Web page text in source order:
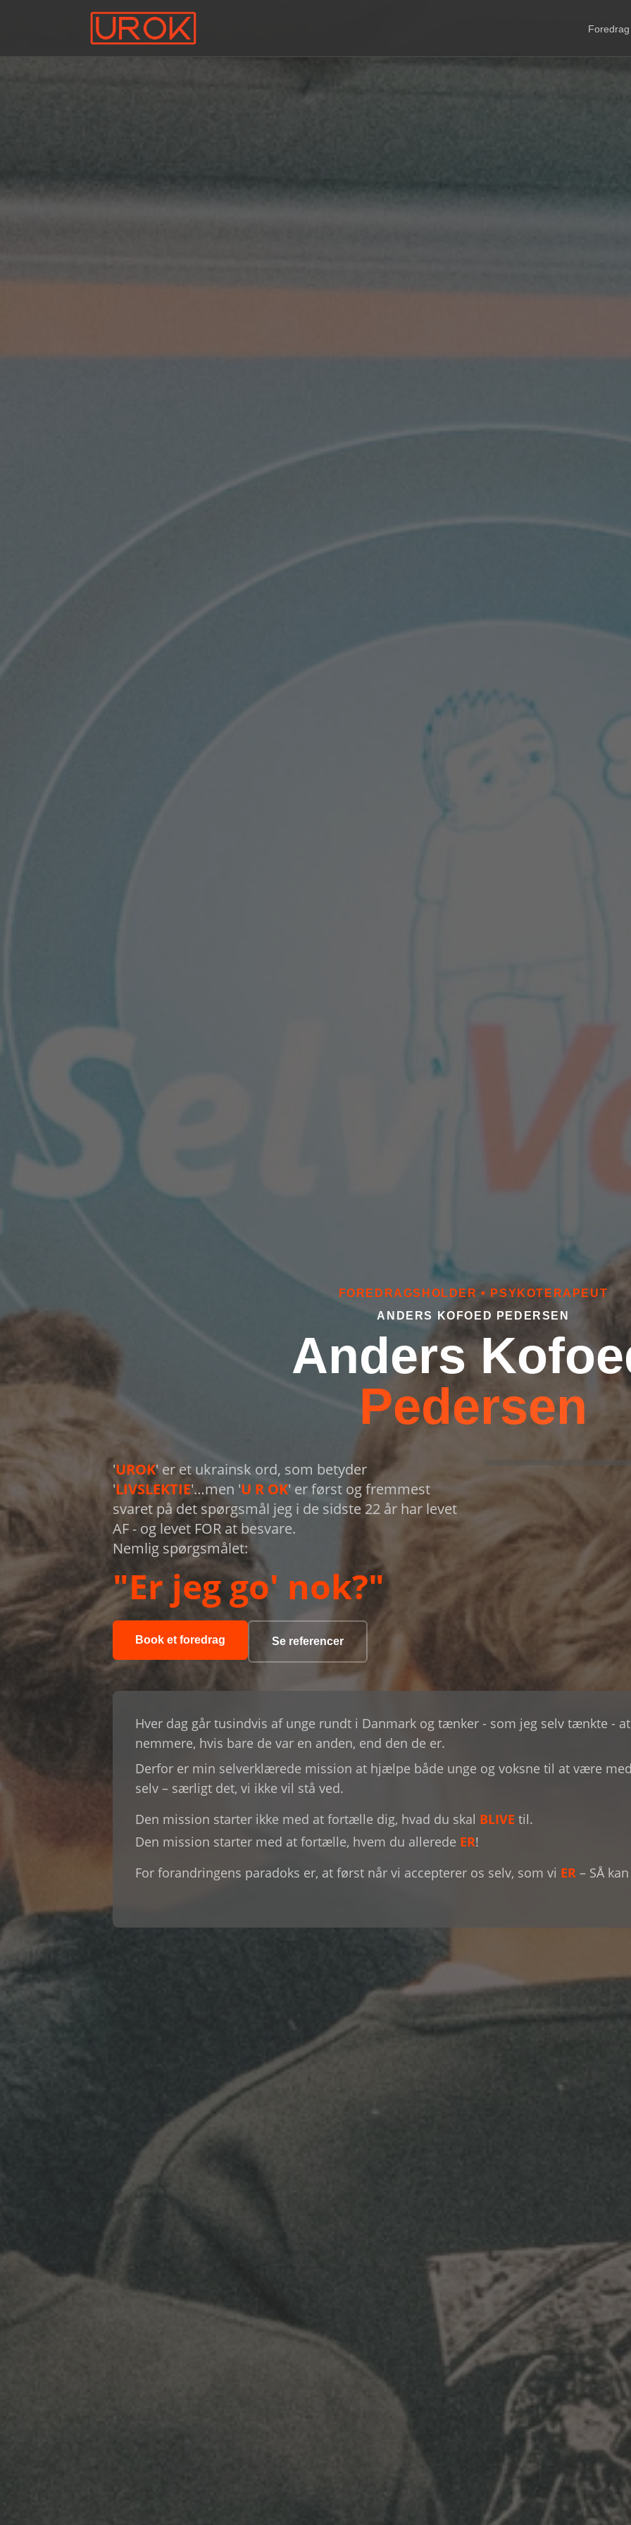
Foredrag
FOREDRAGSHOLDER • PSYKOTERAPEUT
ANDERS KOFOED PEDERSEN
Anders
Pedersen
'UROK' er et ukrainsk ord, som betyder
'LIVSLEKTIE'…men 'U R OK' er først og fremmest
svaret på det spørgsmål jeg i de sidste 22 år har levet
AF - og levet FOR at besvare.
Nemlig spørgsmålet:
"Er jeg go' nok?"
Book et foredrag Se referencer
Hver dag går tusindvis af unge rundt i Danmark og tænker - som jeg selv tænkte -
nemmere, hvis bare de var en anden, end den de er.
Derfor er min selverklærede mission at hjælpe både unge og voksne til at være
selv – særligt det, vi ikke vil stå ved.
Den mission starter ikke med at fortælle dig, hvad du skal BLIVE til.
Den mission starter med at fortælle, hvem du allerede ER!
For forandringens paradoks er, at først når vi accepterer os selv, som vi ER – SÅ